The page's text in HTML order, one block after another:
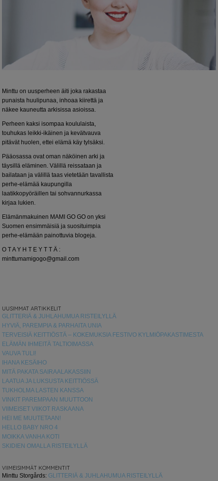
Minttu on uusperheen äiti joka rakastaa
punaista huulipunaa, inhoaa kiirettä ja
näkee kauneutta arkisissa asioissa.
Perheen kaksi isompaa koululaista,
touhukas leikki-ikäinen ja kevätvauva
pitävät huolen, ettei elämä käy tylsäksi.
Pääosassa ovat oman näköinen arki ja
täysillä eläminen. Välillä reissataan ja
bailataan ja välillä taas vietetään tavallista
perhe-elämää kaupungilla
laatikkopyöräillen tai sohvannurkassa
kirjaa lukien.
Elämänmakuinen MAMI GO GO on yksi
Suomen ensimmäisiä ja suosituimpia
perhe-elämään painottuvia blogeja.
O T A Y H T E Y T T Ä :
minttumamigogo@gmail.com
UUSIMMAT ARTIKKELIT
GLITTERIÄ & JUHLAHUMUA RISTEILYLLÄ
HYVIÄ, PAREMPIA & PARHAITA UNIA
TERVEISIÄ KEITTIÖSTÄ – KOKEMUKSIA FESTIVO KYLMIÖPAKASTIMESTA
ELÄMÄN IHMEITÄ TALTIOIMASSA
VAUVA TULI!
IHANA KESÄIHO
MITÄ PAKATA SAIRAALAKASSIIN
LAATUA JA LUKSUSTA KEITTIÖSSÄ
TUKHOLMA LASTEN KANSSA
VINKIT PAREMPAAN MUUTTOON
VIIMEISET VIIKOT RASKAANA
HEI ME MUUTETAAN!
HELLO BABY NRO 4
MOIKKA VANHA KOTI
SKIDIEN OMALLA RISTEILYLLÄ
VIIMEISIMMÄT KOMMENTIT
Minttu Storgårds: GLITTERIÄ & JUHLAHUMUA RISTEILYLLÄ